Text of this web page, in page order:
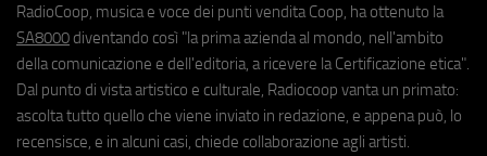
RadioCoop, musica e voce dei punti vendita Coop, ha ottenuto la
SA8000 diventando così "la prima azienda al mondo, nell'ambito
della comunicazione e dell'editoria, a ricevere la Certificazione etica".
Dal punto di vista artistico e culturale, Radiocoop vanta un primato:
ascolta tutto quello che viene inviato in redazione, e appena può, lo
recensisce, e in alcuni casi, chiede collaborazione agli artisti.